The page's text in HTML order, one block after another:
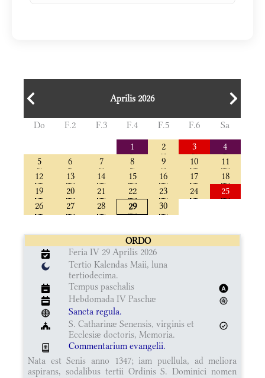
Aprilis 2026
Do F.2 F.3 F.4 F.5 F.6
Sa
1
2 3
4
5
6 7 8 9 10
11
12
13 14 15 16 17
18
19
20 21 22 23 24
25
26
27 28 29 30
ORDO
Feria IV 29 Aprilis 2026
Tertio Kalendas Maii, luna
tertiodecima.
Tempus paschalis
Hebdomada IV Paschæ
Sancta regula.
S. Catharinæ Senensis, virginis et
Ecclesiæ doctoris, Memoria.
Commentarium evangelii.
Nata est Senis anno 1347; iam puellula, ad meliora
aspirans, sodalibus tertii Ordinis S. Dominici nomen